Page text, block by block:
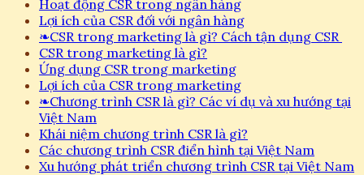
Hoạt động CSR trong ngân hàng
Lợi ích của CSR đối với ngân hàng
❧CSR trong marketing là gì? Cách tận dụng CSR
CSR trong marketing là gì?
Ứng dụng CSR trong marketing
Lợi ích của CSR trong marketing
❧Chương trình CSR là gì? Các ví dụ và xu hướng tại
Việt Nam
Khái niệm chương trình CSR là gì?
Các chương trình CSR điển hình tại Việt Nam
Xu hướng phát triển chương trình CSR tại Việt Nam